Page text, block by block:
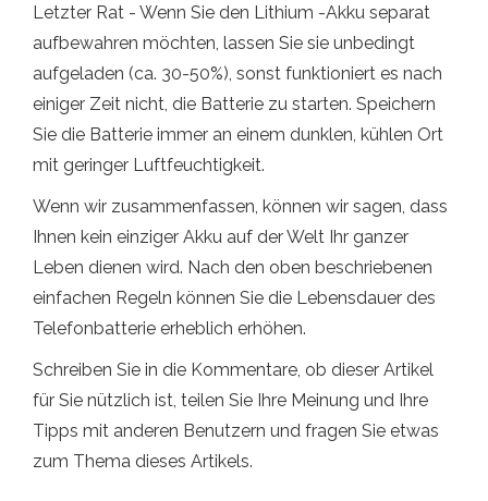
Letzter Rat - Wenn Sie den Lithium -Akku separat
aufbewahren möchten, lassen Sie sie unbedingt
aufgeladen (ca. 30-50%), sonst funktioniert es nach
einiger Zeit nicht, die Batterie zu starten. Speichern
Sie die Batterie immer an einem dunklen, kühlen Ort
mit geringer Luftfeuchtigkeit.
Wenn wir zusammenfassen, können wir sagen, dass
Ihnen kein einziger Akku auf der Welt Ihr ganzer
Leben dienen wird. Nach den oben beschriebenen
einfachen Regeln können Sie die Lebensdauer des
Telefonbatterie erheblich erhöhen.
Schreiben Sie in die Kommentare, ob dieser Artikel
für Sie nützlich ist, teilen Sie Ihre Meinung und Ihre
Tipps mit anderen Benutzern und fragen Sie etwas
zum Thema dieses Artikels.